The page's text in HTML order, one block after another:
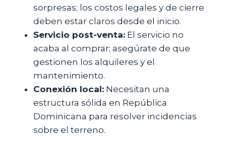
sorpresas; los costos legales y de cierre
deben estar claros desde el inicio.
Servicio post-venta: El servicio no
acaba al comprar; asegúrate de que
gestionen los alquileres y el
mantenimiento.
Conexión local: Necesitan una
estructura sólida en República
Dominicana para resolver incidencias
sobre el terreno.